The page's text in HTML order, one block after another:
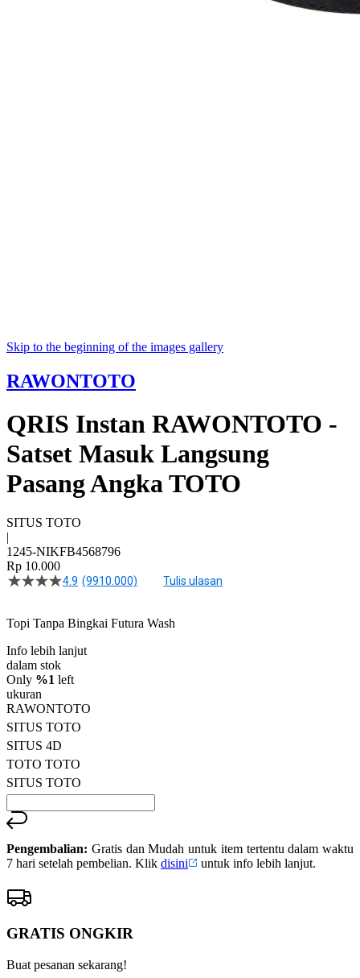
Skip to the beginning of the images gallery
RAWONTOTO
QRIS Instan RAWONTOTO -
Satset Masuk Langsung
Pasang Angka TOTO
SITUS TOTO
|
1245-NIKFB4568796
Rp 10.000
4.5
bintang,
rating
rata-
rata.
Read
13
Reviews.
Tautan
halaman
yang
sama.
4.9 (9910.000) Tulis ulasan
Topi Tanpa Bingkai Futura Wash
Info lebih lanjut
dalam stok
Only %1 left
ukuran
RAWONTOTO
SITUS TOTO
SITUS 4D
TOTO TOTO
SITUS TOTO
Pengembalian: Gratis dan Mudah untuk item tertentu dalam waktu
7 hari setelah pembelian. Klik disini untuk info lebih lanjut.
GRATIS ONGKIR
Buat pesanan sekarang!